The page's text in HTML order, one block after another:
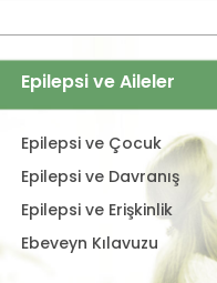
Epilepsi ve Aileler
Epilepsi ve Çocuk
Epilepsi ve Davranış
Epilepsi ve Erişkinlik
Ebeveyn Kılavuzu